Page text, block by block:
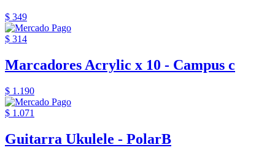
$ 349
$ 314
Marcadores Acrylic x 10 - Campus c
$ 1.190
$ 1.071
Guitarra Ukulele - PolarB